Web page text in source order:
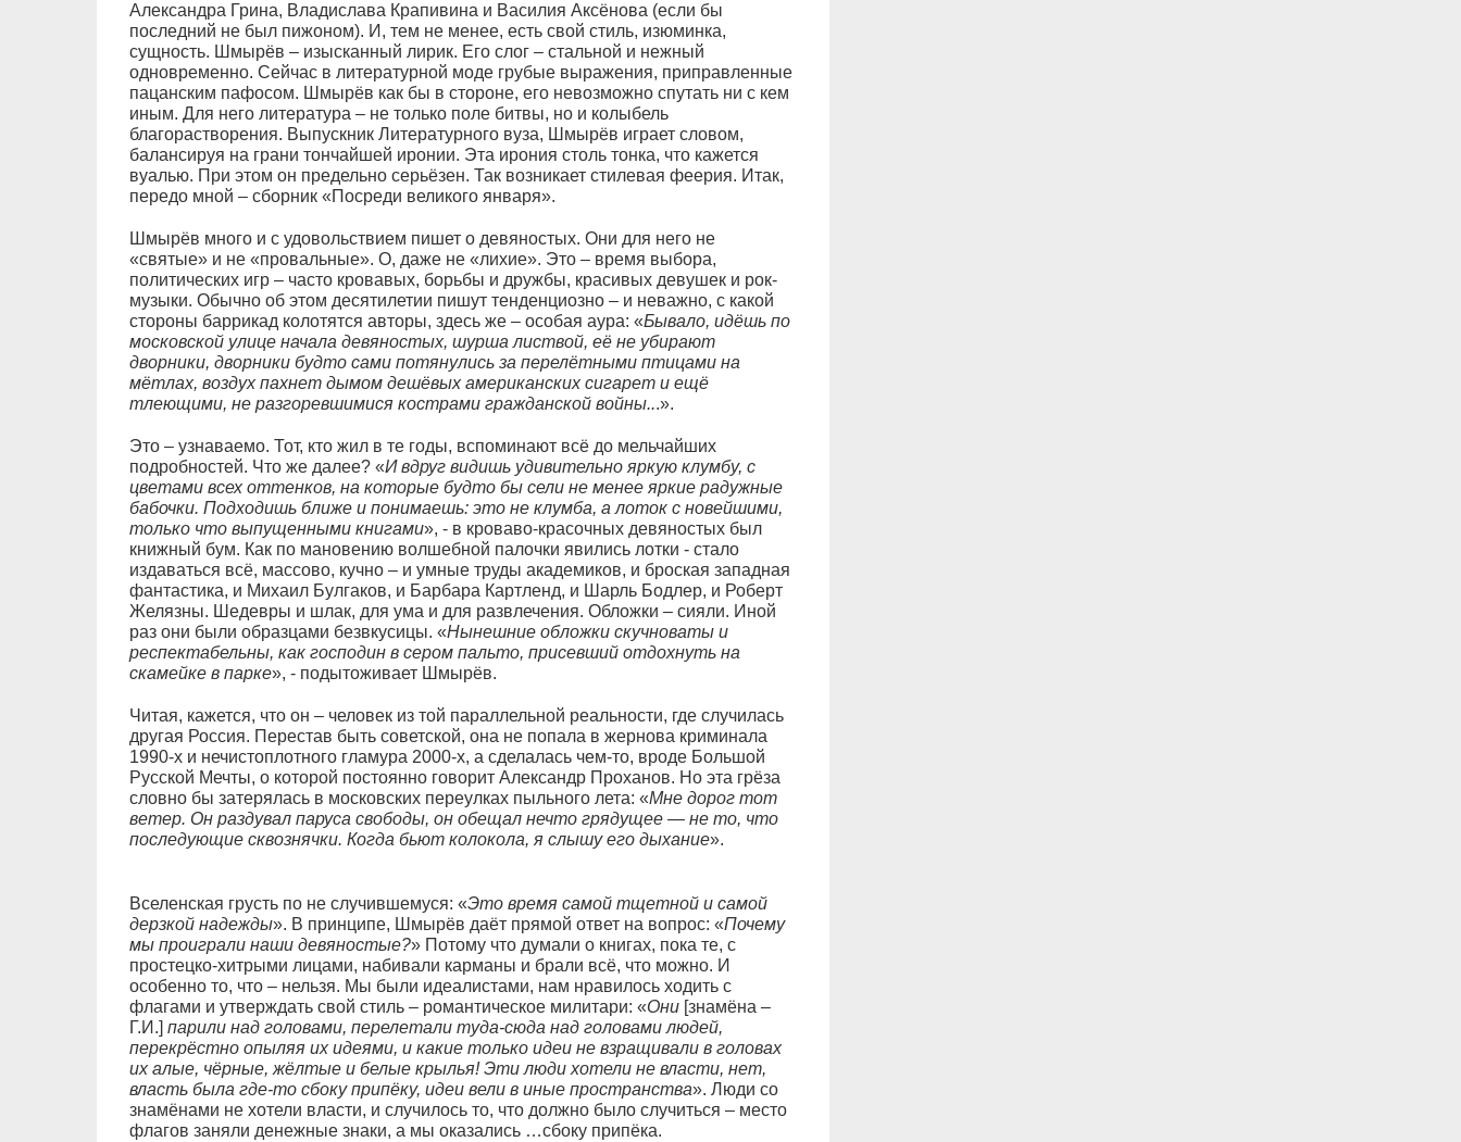
Александра Грина, Владислава Крапивина и Василия Аксёнова (если бы
последний не был пижоном). И, тем не менее, есть свой стиль, изюминка,
сущность. Шмырёв – изысканный лирик. Его слог – стальной и нежный
одновременно. Сейчас в литературной моде грубые выражения, приправленные
пацанским пафосом. Шмырёв как бы в стороне, его невозможно спутать ни с кем
иным. Для него литература – не только поле битвы, но и колыбель
благорастворения. Выпускник Литературного вуза, Шмырёв играет словом,
балансируя на грани тончайшей иронии. Эта ирония столь тонка, что кажется
вуалью. При этом он предельно серьёзен. Так возникает стилевая феерия. Итак,
передо мной – сборник «Посреди великого января».
Шмырёв много и с удовольствием пишет о девяностых. Они для него не
«святые» и не «провальные». О, даже не «лихие». Это – время выбора,
политических игр – часто кровавых, борьбы и дружбы, красивых девушек и рок-
музыки. Обычно об этом десятилетии пишут тенденциозно – и неважно, с какой
стороны баррикад колотятся авторы, здесь же – особая аура: «Бывало, идёшь по
московской улице начала девяностых, шурша листвой, её не убирают
дворники, дворники будто сами потянулись за перелётными птицами на
мётлах, воздух пахнет дымом дешёвых американских сигарет и ещё
тлеющими, не разгоревшимися кострами гражданской войны...».
Это – узнаваемо. Тот, кто жил в те годы, вспоминают всё до мельчайших
подробностей. Что же далее? «И вдруг видишь удивительно яркую клумбу, с
цветами всех оттенков, на которые будто бы сели не менее яркие радужные
бабочки. Подходишь ближе и понимаешь: это не клумба, а лоток с новейшими,
только что выпущенными книгами», - в кроваво-красочных девяностых был
книжный бум. Как по мановению волшебной палочки явились лотки - стало
издаваться всё, массово, кучно – и умные труды академиков, и броская западная
фантастика, и Михаил Булгаков, и Барбара Картленд, и Шарль Бодлер, и Роберт
Желязны. Шедевры и шлак, для ума и для развлечения. Обложки – сияли. Иной
раз они были образцами безвкусицы. «Нынешние обложки скучноваты и
респектабельны, как господин в сером пальто, присевший отдохнуть на
скамейке в парке», - подытоживает Шмырёв.
Читая, кажется, что он – человек из той параллельной реальности, где случилась
другая Россия. Перестав быть советской, она не попала в жернова криминала
1990-х и нечистоплотного гламура 2000-х, а сделалась чем-то, вроде Большой
Русской Мечты, о которой постоянно говорит Александр Проханов. Но эта грёза
словно бы затерялась в московских переулках пыльного лета: «Мне дорог тот
ветер. Он раздувал паруса свободы, он обещал нечто грядущее — не то, что
последующие сквознячки. Когда бьют колокола, я слышу его дыхание».
Вселенская грусть по не случившемуся: «Это время самой тщетной и самой
дерзкой надежды». В принципе, Шмырёв даёт прямой ответ на вопрос: «Почему
мы проиграли наши девяностые?» Потому что думали о книгах, пока те, с
простецко-хитрыми лицами, набивали карманы и брали всё, что можно. И
особенно то, что – нельзя. Мы были идеалистами, нам нравилось ходить с
флагами и утверждать свой стиль – романтическое милитари: «Они [знамёна –
Г.И.] парили над головами, перелетали туда-сюда над головами людей,
перекрёстно опыляя их идеями, и какие только идеи не взращивали в головах
их алые, чёрные, жёлтые и белые крылья! Эти люди хотели не власти, нет,
власть была где-то сбоку припёку, идеи вели в иные пространства». Люди со
знамёнами не хотели власти, и случилось то, что должно было случиться – место
флагов заняли денежные знаки, а мы оказались …сбоку припёка.